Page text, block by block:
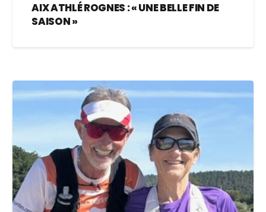
AIX ATHLÉ ROGNES : « UNE BELLE FIN DE
SAISON »